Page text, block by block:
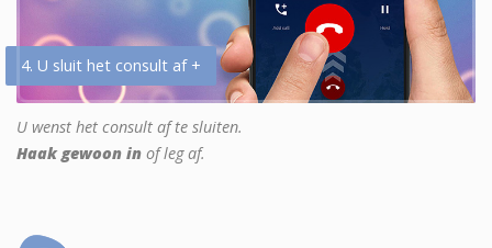
4. U sluit het consult af +
U wenst het consult af te sluiten.
Haak gewoon in of leg af.